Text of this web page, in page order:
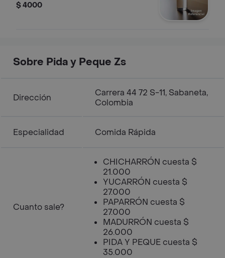
$ 4000
Sobre Pida y Peque Zs
Dirección
Carrera 44 72 S-11, Sabaneta,
Colombia
Especialidad Comida Rápida
Cuanto sale?
CHICHARRÓN cuesta $
21.000
YUCARRÓN cuesta $
27.000
PAPARRÓN cuesta $
27.000
MADURRÓN cuesta $
26.000
PIDA Y PEQUE cuesta $
35.000